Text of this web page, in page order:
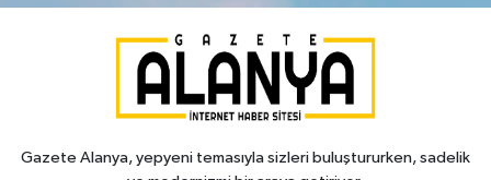
Gazete Alanya, yepyeni temasıyla sizleri buluştururken, sadelik